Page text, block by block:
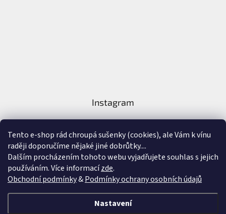
Tento e-shop rád chroupá sušenky (cookies), ale Vám k vínu
raději doporučíme nějaké jiné dobrůtky....
Dalším procházením tohoto webu vyjadřujete souhlas s jejich
používáním. Více informacízde.
Obchodní podmínky&Podmínky ochrany osobních údajů
Nastavení
Instagram
Sledovat na Instagramu
Vytvořil Shoptet &